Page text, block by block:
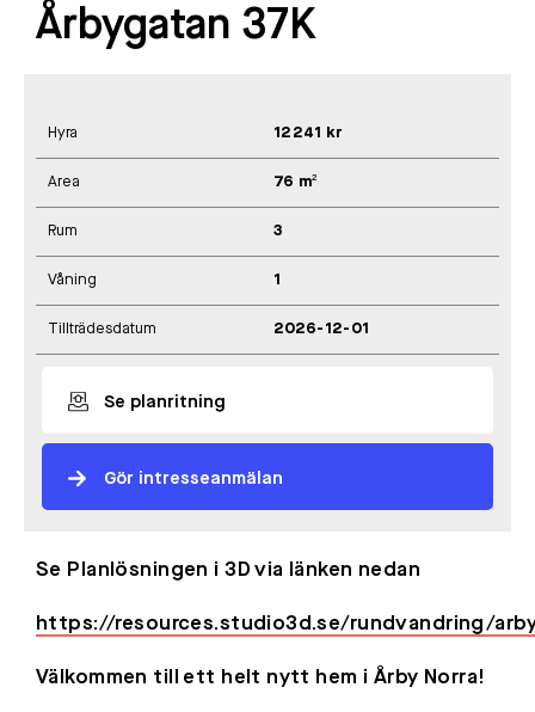
Hyra 12241 kr
Area 76 m²
Rum 3
Våning 1
Tillträdesdatum 2026-12-01
Se planritning
Gör intresseanmälan
Årbygatan 37K
Se Planlösningen i 3D via länken nedan
https://resources.studio3d.se/rundvandring/
Välkommen till ett helt nytt hem i Årby Norra!